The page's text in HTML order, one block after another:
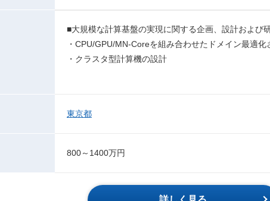
■大規模な計算基盤の実現に関する企画、設計および
・CPU/GPU/MN-Coreを組み合わせたドメイン最適
・クラスタ型計算機の設計
東京都
800～1400万円